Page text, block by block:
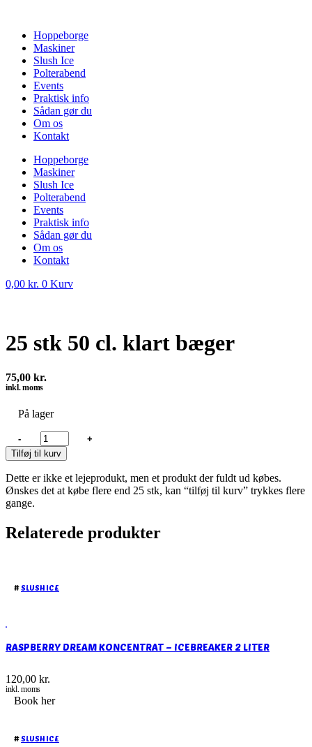
indholdHoppeborge
Maskiner
Slush Ice
Polterabend
Events
Praktisk info
Sådan gør du
Om os
Kontakt
Hoppeborge
Maskiner
Slush Ice
Polterabend
Events
Praktisk info
Sådan gør du
Om os
Kontakt
0,00 kr. 0 Kurv
25 stk 50 cl. klart bæger
75,00 kr.
inkl. moms
På lager
stk
50
cl.
klart
bæger
antal
-
+
Tilføj til kurv
Dette er ikke et lejeprodukt, men et produkt der fuldt ud købes.
Ønskes det at købe flere end 25 stk, kan “tilføj til kurv” trykkes flere
gange.
Relaterede produkter
# SLUSH ICE
RASPBERRY DREAM KONCENTRAT – ICEBREAKER 2 LITER
120,00 kr.
inkl. moms
Book her
#SLUSH ICE